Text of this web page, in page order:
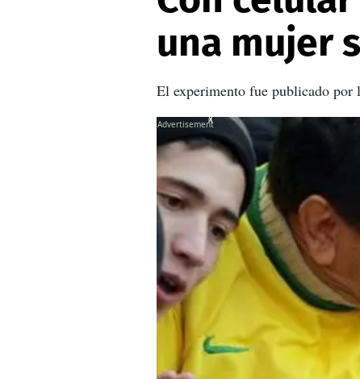
una mujer
El experimento fue publicado por
X